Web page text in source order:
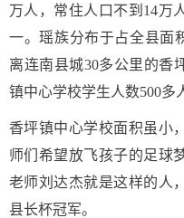
万人，常住人口不到14万
一。瑶族分布于占全县面
离连南县城30多公里的香
镇中心学校学生人数500多
香坪镇中心学校面积虽小
师们希望放飞孩子的足球
老师刘达杰就是这样的人
县长杯冠军。